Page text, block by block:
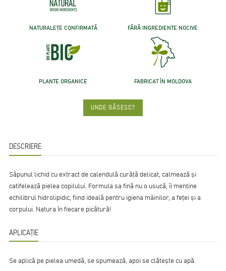
NATURALEȚE CONFIRMATĂ FĂRĂ INGREDIENTE NOCIVE
PLANTE ORGANICE FABRICAT ÎN MOLDOVA
UNDE GĂSESC?
DESCRIERE
Săpunul lichid cu extract de calendulă curăţă delicat, calmează şi
catifelează pielea copilului. Formula sa fină nu o usucă, îi menţine
echilibrul hidrolipidic, fiind ideală pentru igiena mâinilor, a feţei şi a
corpului. Natura în fiecare picătură!
APLICAȚIE
Se aplică pe pielea umedă, se spumează, apoi se clătește cu apă.